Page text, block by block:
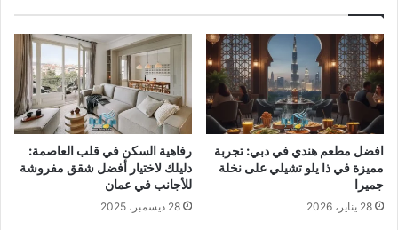
افضل مطعم هندي في دبي: تجربة
مميزة في ذا يلو تشيلي على نخلة
جميرا
28 يناير، 2026
رفاهية السكن في قلب العاصمة:
دليلك لاختيار أفضل شقق مفروشة
للأجانب في عمان
28 ديسمبر، 2025